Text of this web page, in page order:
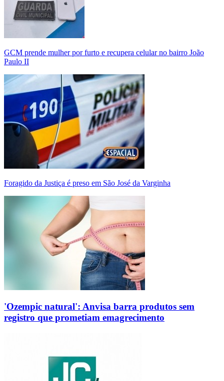
GCM prende mulher por furto e recupera celular no bairro João
Paulo II
Foragido da Justiça é preso em São José da Varginha
'Ozempic natural': Anvisa barra produtos sem
registro que prometiam emagrecimento